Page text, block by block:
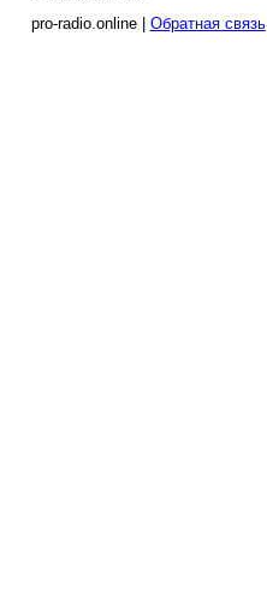
pro-radio.online | Обратная связь